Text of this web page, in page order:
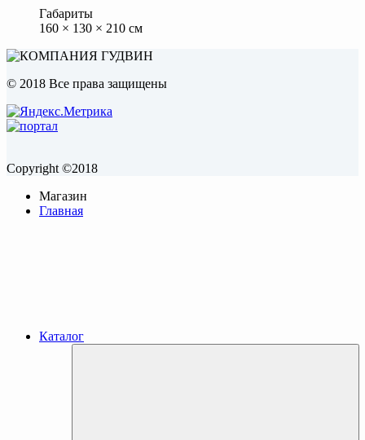
Габариты
160 × 130 × 210 см
© 2018 Все права защищены
Copyright ©2018
Магазин
Главная
Каталог